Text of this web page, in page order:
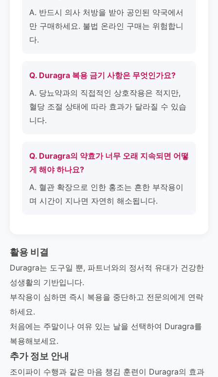
A. 반드시 의사 처방을 받아 공인된 약국에서
만 구매하세요. 불법 온라인 구매는 위험합니
다.
Q. Duragra 복용 금기 사항은 무엇인가요?
A. 당뇨약과의 직접적인 상호작용은 적지만,
혈당 조절 상태에 따라 효과가 달라질 수 있습
니다.
Q. Duragra의 약효가 너무 오래 지속되면 어떻
게 해야 하나요?
A. 혈관 확장으로 인한 홍조는 흔한 부작용이
며 시간이 지나면 자연히 해소됩니다.
활용 비결
Duragra는 도구일 뿐, 파트너와의 정서적 유대가 건강한
성생활의 기반입니다.
부작용이 심하면 즉시 복용을 중단하고 전문의에게 연락
하세요.
처음에는 주말이나 여유 있는 날을 선택하여 Duragra를
복용해보세요.
추가 정보 안내
조이파이 수행과 같은 마음 챙김 훈련이 Duragra의 효과